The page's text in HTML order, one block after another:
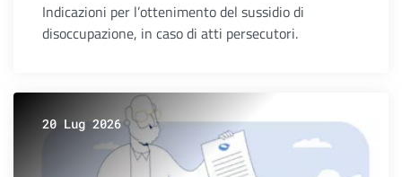
Indicazioni per l’ottenimento del sussidio di
disoccupazione, in caso di atti persecutori.
20 Lug 2026